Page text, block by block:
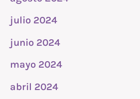
julio 2024
junio 2024
mayo 2024
abril 2024